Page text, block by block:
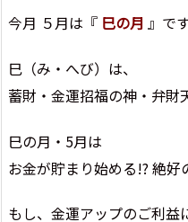
今月 ５月は『 巳の月 』です
巳（み・へび）は、
蓄財・金運招福の神・弁財
巳の月・5月は
お金が貯まり始める!? 絶好
もし、金運アップのご利益